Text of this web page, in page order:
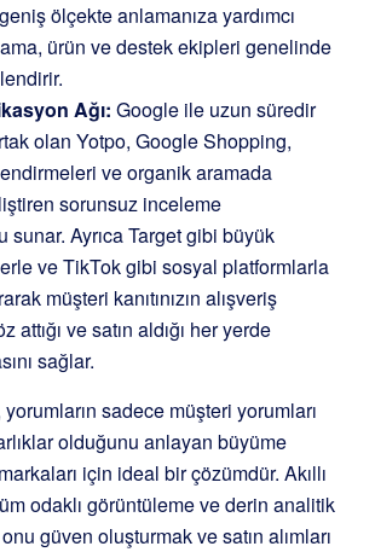
ölçekte anlamanıza yardımcı
ürün ve destek ekipleri genelinde
Ağı: Google ile uzun süredir
olan Yotpo, Google Shopping,
ve organik aramada
sorunsuz inceleme
sunar. Ayrıca Target gibi büyük
ve TikTok gibi sosyal platformlarla
müşteri kanıtınızın alışveriş
attığı ve satın aldığı her yerde
sağlar.
sadece müşteri yorumları
olduğunu anlayan büyüme
için ideal bir çözümdür. Akıllı
odaklı görüntüleme ve derin analitik
güven oluşturmak ve satın alımları